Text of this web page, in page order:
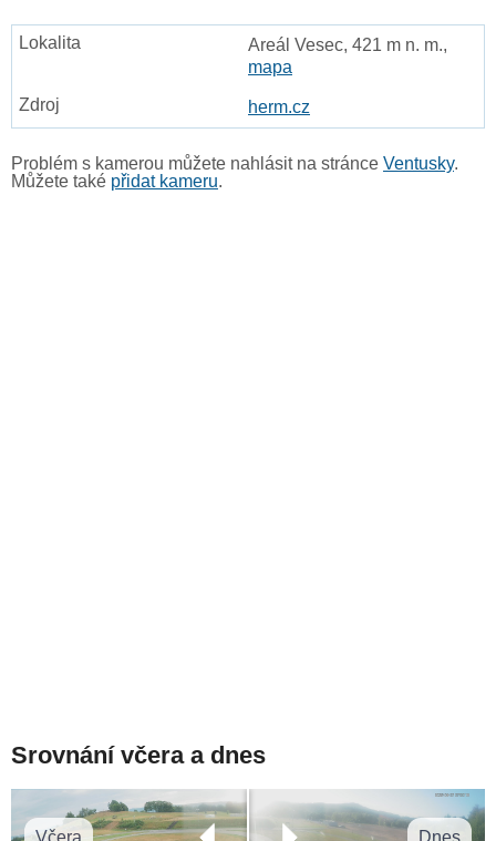
Areál Vesec, 421 m n. m.,
mapa
herm.cz
Problém s kamerou můžete nahlásit na stránce Ventusky.
Můžete také přidat kameru.
Srovnání včera a dnes
Včera Dnes